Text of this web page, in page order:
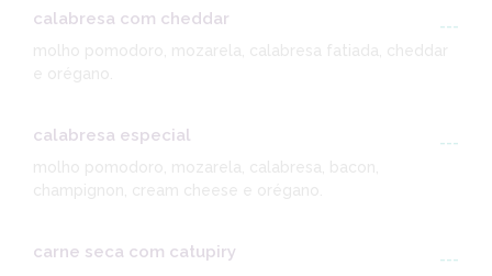
calabresa com cheddar
---
molho pomodoro, mozarela, calabresa fatiada, cheddar
calabresa especial
---
molho pomodoro, mozarela, calabresa, bacon,
champignon, cream cheese e orégano.
carne seca com catupiry
---